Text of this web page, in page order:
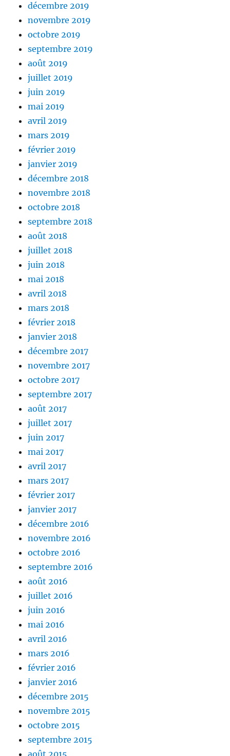
décembre 2019
novembre 2019
octobre 2019
septembre 2019
août 2019
juillet 2019
juin 2019
mai 2019
avril 2019
mars 2019
février 2019
janvier 2019
décembre 2018
novembre 2018
octobre 2018
septembre 2018
août 2018
juillet 2018
juin 2018
mai 2018
avril 2018
mars 2018
février 2018
janvier 2018
décembre 2017
novembre 2017
octobre 2017
septembre 2017
août 2017
juillet 2017
juin 2017
mai 2017
avril 2017
mars 2017
février 2017
janvier 2017
décembre 2016
novembre 2016
octobre 2016
septembre 2016
août 2016
juillet 2016
juin 2016
mai 2016
avril 2016
mars 2016
février 2016
janvier 2016
décembre 2015
novembre 2015
octobre 2015
septembre 2015
août 2015